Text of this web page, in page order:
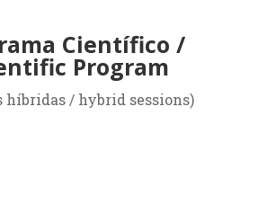
Científico /
Program
híbridas / hybrid sessions)